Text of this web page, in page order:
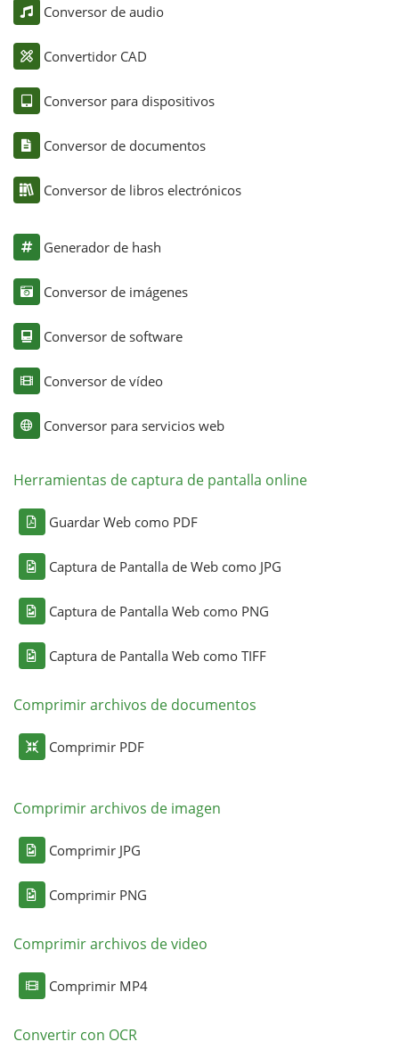
Conversor de audio
Convertidor CAD
Conversor para dispositivos
Conversor de documentos
Conversor de libros electrónicos
Generador de hash
Conversor de imágenes
Conversor de software
Conversor de vídeo
Conversor para servicios web
Herramientas de captura de pantalla online
Guardar Web como PDF
Captura de Pantalla de Web como JPG
Captura de Pantalla Web como PNG
Captura de Pantalla Web como TIFF
Comprimir archivos de documentos
Comprimir PDF
Comprimir archivos de imagen
Comprimir JPG
Comprimir PNG
Comprimir archivos de video
Comprimir MP4
Convertir con OCR